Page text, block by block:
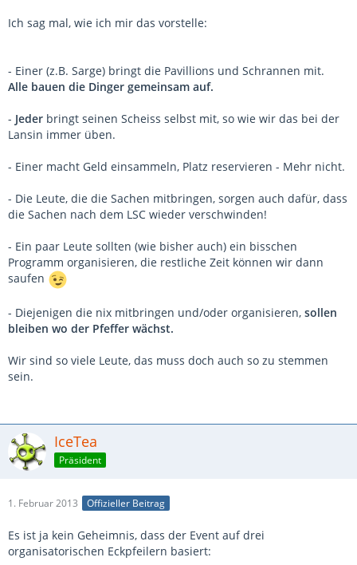
Ich sag mal, wie ich mir das vorstelle:
- Einer (z.B. Sarge) bringt die Pavillions und Schrannen mit.
Alle bauen die Dinger gemeinsam auf.
- Jeder bringt seinen Scheiss selbst mit, so wie wir das bei der
Lansin immer üben.
- Einer macht Geld einsammeln, Platz reservieren - Mehr nicht.
- Die Leute, die die Sachen mitbringen, sorgen auch dafür, dass
die Sachen nach dem LSC wieder verschwinden!
- Ein paar Leute sollten (wie bisher auch) ein bisschen
Programm organisieren, die restliche Zeit können wir dann
saufen
- Diejenigen die nix mitbringen und/oder organisieren, sollen
bleiben wo der Pfeffer wächst.
Wir sind so viele Leute, das muss doch auch so zu stemmen
sein.
IceTea
Präsident
1. Februar 2013 Offizieller Beitrag
Es ist ja kein Geheimnis, dass der Event auf drei
organisatorischen Eckpfeilern basiert: